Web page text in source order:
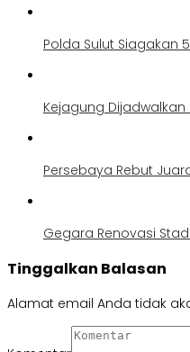
Polda Sulut Siagakan
Kejagung
Persebaya Rebut
Gegara Renovasi
Tinggalkan Balasan
Alamat email Anda tidak